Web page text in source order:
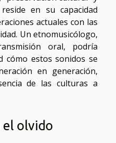
en su capacidad
actuales con las
Un etnomusicólogo,
oral, podría
cómo estos sonidos se
en generación,
de las culturas a
el olvido